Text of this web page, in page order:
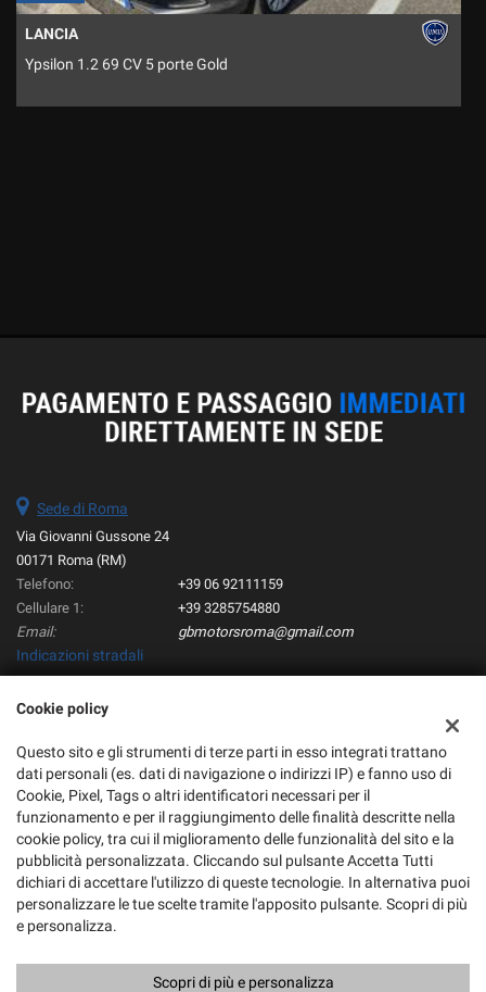
AREA COMMERCIANTI
LANCIA
Ypsilon 1.2 69 CV 5 porte Gold
Sede di Roma
Via Giovanni Gussone 24
00171 Roma (RM)
Telefono:
+39 06 92111159
Cellulare 1:
+39 3285754880
Email:
gbmotorsroma@gmail.com
Indicazioni stradali
GB Motors srl
Via Pietro Belon, 151, 00169, Roma (RM)
C.F/P.IVA: 17375631003
Registro delle imprese: RM
Cookie policy
Questo sito e gli strumenti di terze parti in esso integrati trattano
dati personali (es. dati di navigazione o indirizzi IP) e fanno uso di
Cookie, Pixel, Tags o altri identificatori necessari per il
funzionamento e per il raggiungimento delle finalità descritte nella
cookie policy, tra cui il miglioramento delle funzionalità del sito e la
pubblicità personalizzata. Cliccando sul pulsante Accetta Tutti
dichiari di accettare l'utilizzo di queste tecnologie. In alternativa puoi
personalizzare le tue scelte tramite l'apposito pulsante. Scopri di più
e personalizza.
Scopri di più e personalizza